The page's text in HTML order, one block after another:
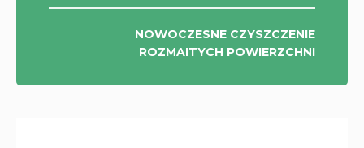
WPISU
NOWOCZESNE CZYSZCZENIE
ROZMAITYCH POWIERZCHNI